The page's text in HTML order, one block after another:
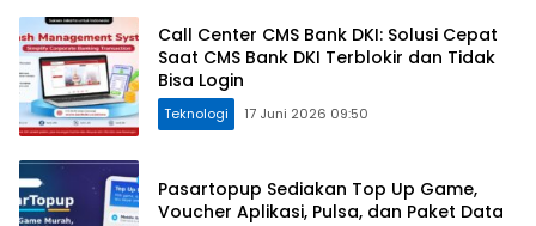
Call Center CMS Bank DKI: Solusi Cepat
Saat CMS Bank DKI Terblokir dan Tidak
Bisa Login
Teknologi 17 Juni 2026 09:50
Pasartopup Sediakan Top Up Game,
Voucher Aplikasi, Pulsa, dan Paket Data